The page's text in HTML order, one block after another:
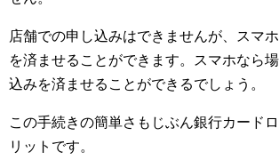
店舗での申し込みはできませんが、スマ
を済ませることができます。スマホなら
込みを済ませることができるでしょう。
この手続きの簡単さもじぶん銀行カード
リットです。